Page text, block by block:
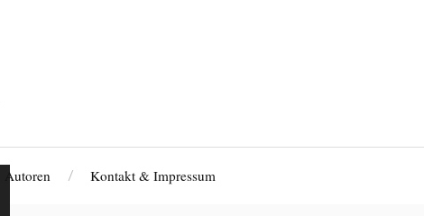
Autoren Kontakt & Impressum